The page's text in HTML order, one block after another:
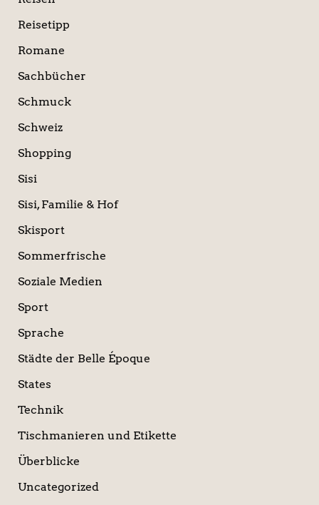
Reisetipp
Romane
Sachbücher
Schmuck
Schweiz
Shopping
Sisi
Sisi, Familie & Hof
Skisport
Sommerfrische
Soziale Medien
Sport
Sprache
Städte der Belle Époque
States
Technik
Tischmanieren und Etikette
Überblicke
Uncategorized